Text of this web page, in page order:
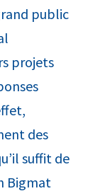
public
projets
des
suffit de
Bigmat